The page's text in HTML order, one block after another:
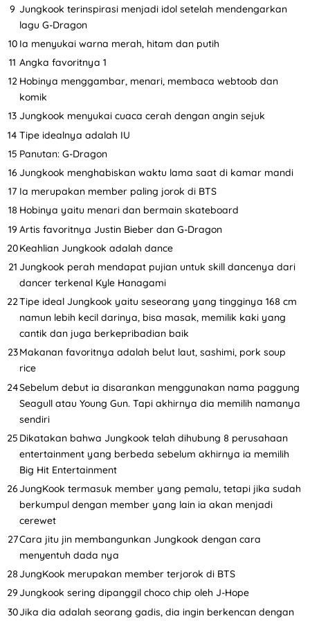
Jungkook terinspirasi menjadi idol setelah mendengarkan
lagu G-Dragon
Ia menyukai warna merah, hitam dan putih
Angka favoritnya 1
Hobinya menggambar, menari, membaca webtoob dan
komik
Jungkook menyukai cuaca cerah dengan angin sejuk
Tipe idealnya adalah IU
Panutan: G-Dragon
Jungkook menghabiskan waktu lama saat di kamar mandi
Ia merupakan member paling jorok di BTS
Hobinya yaitu menari dan bermain skateboard
Artis favoritnya Justin Bieber dan G-Dragon
Keahlian Jungkook adalah dance
Jungkook perah mendapat pujian untuk skill dancenya dari
dancer terkenal Kyle Hanagami
Tipe ideal Jungkook yaitu seseorang yang tingginya 168 cm
namun lebih kecil darinya, bisa masak, memilik kaki yang
cantik dan juga berkepribadian baik
Makanan favoritnya adalah belut laut, sashimi, pork soup
rice
Sebelum debut ia disarankan menggunakan nama paggung
Seagull atau Young Gun. Tapi akhirnya dia memilih namanya
sendiri
Dikatakan bahwa Jungkook telah dihubung 8 perusahaan
entertainment yang berbeda sebelum akhirnya ia memilih
Big Hit Entertainment
JungKook termasuk member yang pemalu, tetapi jika sudah
berkumpul dengan member yang lain ia akan menjadi
cerewet
Cara jitu jin membangunkan Jungkook dengan cara
menyentuh dada nya
JungKook merupakan member terjorok di BTS
Jungkook sering dipanggil choco chip oleh J-Hope
Jika dia adalah seorang gadis, dia ingin berkencan dengan